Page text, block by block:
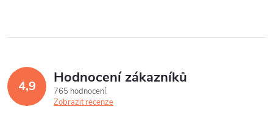
4,9 Hodnocení zákazníků
765 hodnocení
Zobrazit recenze